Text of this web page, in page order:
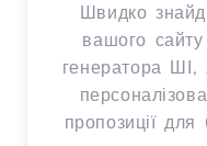
Швидко
вашого
генератора ШІ,
пропозиції